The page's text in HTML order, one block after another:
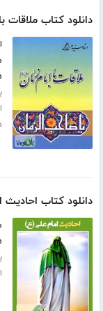
دانلود کتاب ملاقات
دانلود کتاب